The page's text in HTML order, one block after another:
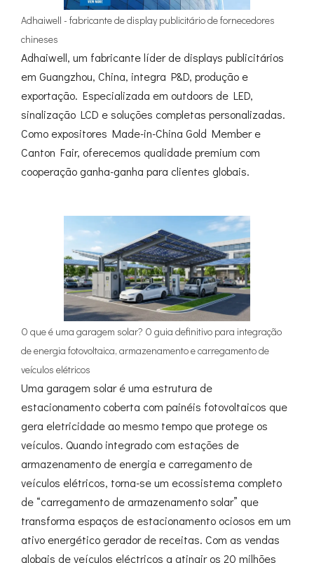
Adhaiwell - fabricante de display publicitário de fornecedores
chineses
Adhaiwell, um fabricante líder de displays publicitários
em Guangzhou, China, integra P&D, produção e
exportação. Especializada em outdoors de LED,
sinalização LCD e soluções completas personalizadas.
Como expositores Made-in-China Gold Member e
Canton Fair, oferecemos qualidade premium com
cooperação ganha-ganha para clientes globais.
O que é uma garagem solar? O guia definitivo para integração
de energia fotovoltaica, armazenamento e carregamento de
veículos elétricos
Uma garagem solar é uma estrutura de
estacionamento coberta com painéis fotovoltaicos que
gera eletricidade ao mesmo tempo que protege os
veículos. Quando integrado com estações de
armazenamento de energia e carregamento de
veículos elétricos, torna-se um ecossistema completo
de “carregamento de armazenamento solar” que
transforma espaços de estacionamento ociosos em um
ativo energético gerador de receitas. Com as vendas
globais de veículos eléctricos a atingir os 20 milhões